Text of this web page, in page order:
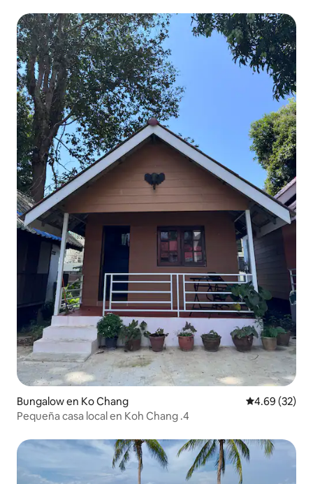
Bungalow en Ko Chang Calificación
4.69 (32)
Pequeña casa local en Koh Chang .4